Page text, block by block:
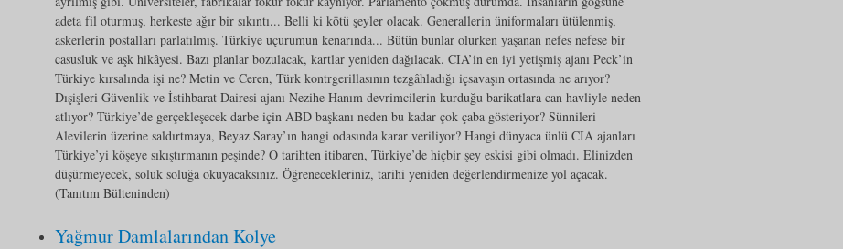
adeta fil oturmuş, herkeste ağır bir sıkıntı... Belli ki kötü şeyler olacak. Generallerin üniformaları ütülenmiş,
askerlerin postalları parlatılmış. Türkiye uçurumun kenarında... Bütün bunlar olurken yaşanan nefes nefese bir
casusluk ve aşk hikâyesi. Bazı planlar bozulacak, kartlar yeniden dağılacak. CIA’in en iyi yetişmiş ajanı Peck’in
Türkiye kırsalında işi ne? Metin ve Ceren, Türk kontrgerillasının tezgâhladığı içsavaşın ortasında ne arıyor?
Dışişleri Güvenlik ve İstihbarat Dairesi ajanı Nezihe Hanım devrimcilerin kurduğu barikatlara can havliyle neden
atlıyor? Türkiye’de gerçekleşecek darbe için ABD başkanı neden bu kadar çok çaba gösteriyor? Sünnileri
Alevilerin üzerine saldırtmaya, Beyaz Saray’ın hangi odasında karar veriliyor? Hangi dünyaca ünlü CIA ajanları
Türkiye’yi köşeye sıkıştırmanın peşinde? O tarihten itibaren, Türkiye’de hiçbir şey eskisi gibi olmadı. Elinizden
düşürmeyecek, soluk soluğa okuyacaksınız. Öğrenecekleriniz, tarihi yeniden değerlendirmenize yol açacak.
(Tanıtım Bülteninden)
Yağmur Damlalarından Kolye